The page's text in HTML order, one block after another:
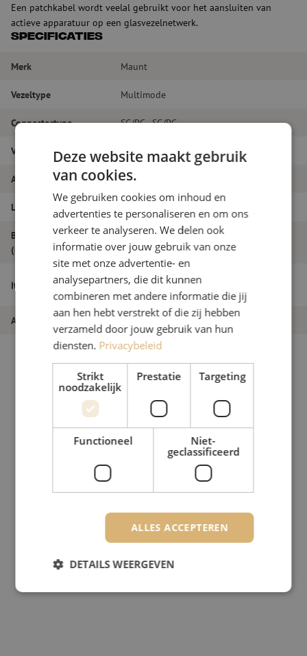
Een patchkabel wordt veelal gebruikt voor het aansluiten van
actieve apparatuur op een glasvezelnetwerk.
Specificaties
Merk Maunt
Vezeltype Multimode
Connectortype SC/PC - SC/PC
Vezelsoort OM4
Aantal vezels Duplex
Lengte
Buitendiameter
(mm)
1.8
Itemnaam
Patchkabel duplex OM4, SC/PC-SC/PC,
1.8mm, 2m
Artikelnummer M20000077
Deze website maakt gebruik
van cookies.
We gebruiken cookies om inhoud en
advertenties te personaliseren en om ons
verkeer te analyseren. We delen ook
informatie over jouw gebruik van onze
site met onze advertentie- en
analysepartners, die dit kunnen
combineren met andere informatie die jij
aan hen hebt verstrekt of die zij hebben
verzameld door jouw gebruik van hun
diensten. Privacybeleid
Strikt
noodzakelijk
Prestatie Targeting
Functioneel
Niet-
geclassificeerd
ALLES ACCEPTEREN
DETAILS WEERGEVEN